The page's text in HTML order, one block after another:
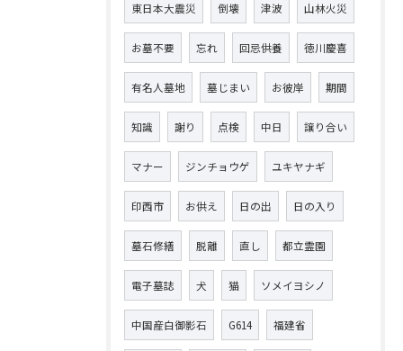
東日本大震災 倒壊 津波 山林火災
お墓不要 忘れ 回忌供養 徳川慶喜
有名人墓地 墓じまい お彼岸 期間
知識 謝り 点検 中日 譲り合い
マナー ジンチョウゲ ユキヤナギ
印西市 お供え 日の出 日の入り
墓石修繕 脱離 直し 都立霊園
電子墓誌 犬 猫 ソメイヨシノ
中国産白御影石 G614 福建省